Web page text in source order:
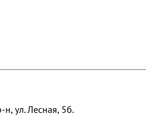
ул. Лесная, 5б.